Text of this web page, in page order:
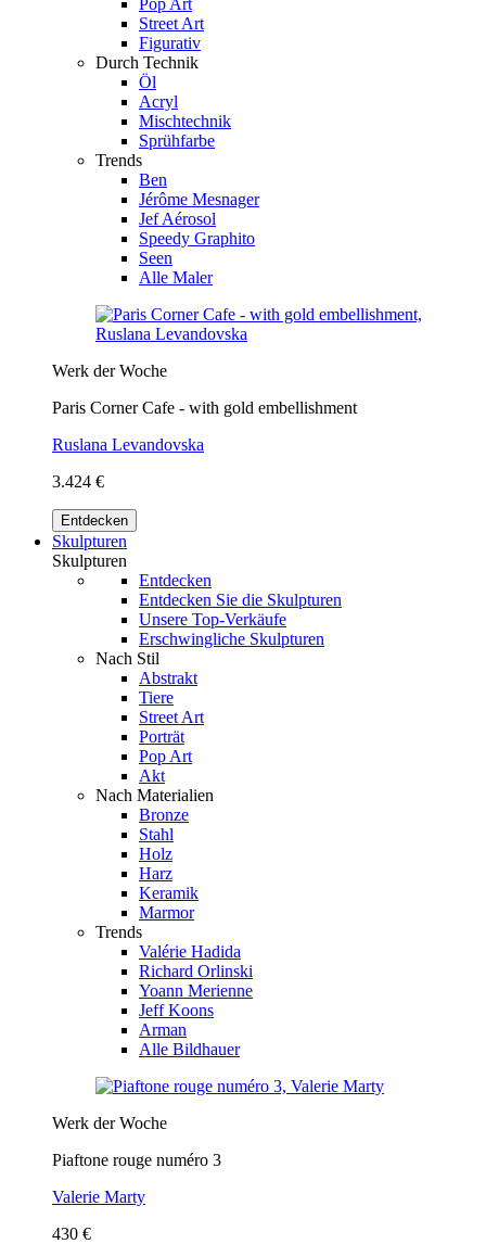
Street Art
Figurativ
Durch Technik
Öl
Acryl
Mischtechnik
Sprühfarbe
Trends
Ben
Jérôme Mesnager
Jef Aérosol
Speedy Graphito
Seen
Alle Maler
Werk der Woche
Paris Corner Cafe - with gold embellishment
Ruslana Levandovska
3.424 €
Entdecken
Skulpturen
Skulpturen
Entdecken
Entdecken Sie die Skulpturen
Unsere Top-Verkäufe
Erschwingliche Skulpturen
Nach Stil
Abstrakt
Tiere
Street Art
Porträt
Pop Art
Akt
Nach Materialien
Bronze
Stahl
Holz
Harz
Keramik
Marmor
Trends
Valérie Hadida
Richard Orlinski
Yoann Merienne
Jeff Koons
Arman
Alle Bildhauer
Werk der Woche
Piaftone rouge numéro 3
Valerie Marty
430 €